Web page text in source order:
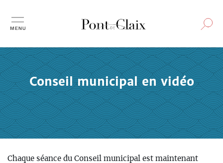
contenu
principal
Conseil municipal en vidéo
Chaque séance du Conseil municipal est maintenant